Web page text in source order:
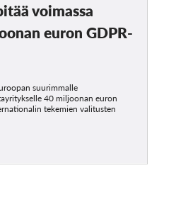
voimassa
euron GDPR-
suurimmalle
40 miljoonan euron
tekemien valitusten